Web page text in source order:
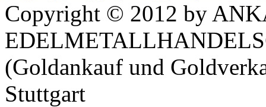
Copyright © 2012 by
(Goldankauf und
Stuttgart